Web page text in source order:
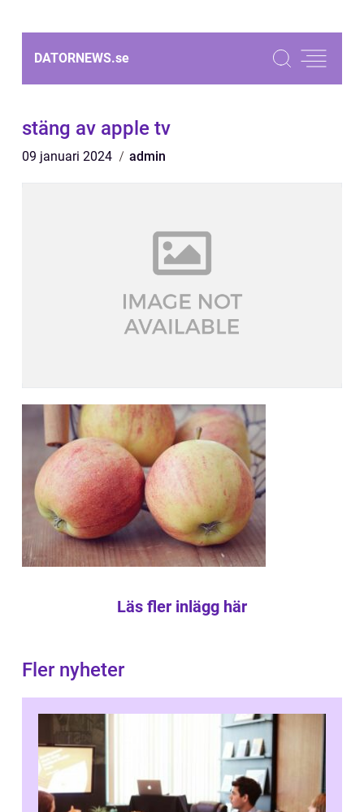
DATORNEWS.se
stäng av apple tv
09 januari 2024 admin
Läs fler inlägg här
Fler nyheter